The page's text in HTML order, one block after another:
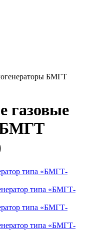
БМГТ
газовые
БМГТ
типа «БМГТ-
типа «БМГТ-